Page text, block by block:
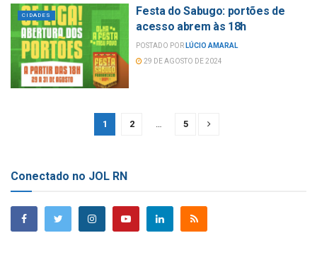
CIDADES
Festa do Sabugo: portões de
acesso abrem às 18h
POSTADO POR LÚCIO AMARAL
29 DE AGOSTO DE 2024
1 2 5
Conectado no JOL RN